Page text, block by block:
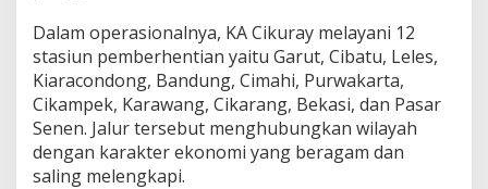
Dalam operasionalnya, KA Cikuray melayani 12
stasiun pemberhentian yaitu Garut, Cibatu, Leles,
Kiaracondong, Bandung, Cimahi, Purwakarta,
Cikampek, Karawang, Cikarang, Bekasi, dan Pasar
Senen. Jalur tersebut menghubungkan wilayah
dengan karakter ekonomi yang beragam dan
saling melengkapi.